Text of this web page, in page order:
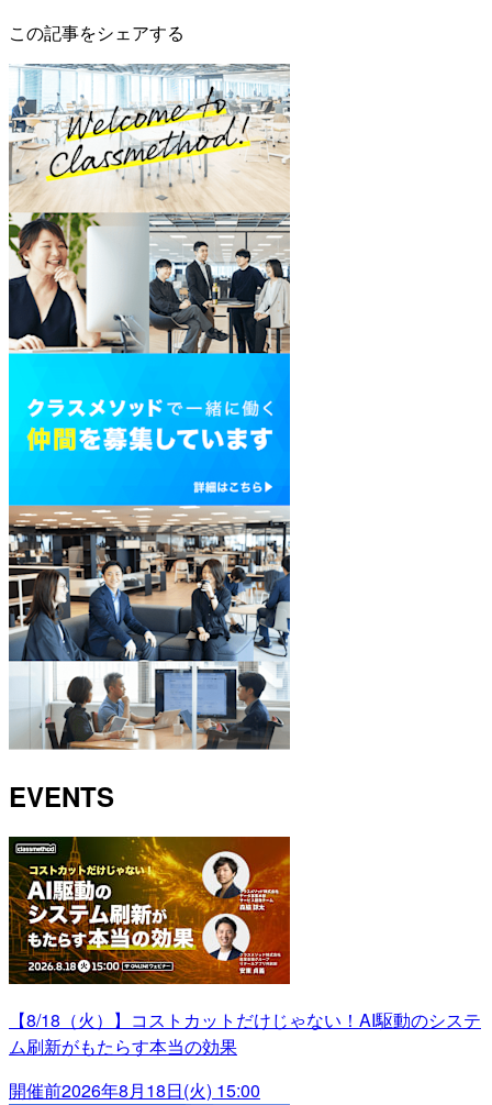
この記事をシェアする
EVENTS
【8/18（火）】コストカットだけじゃない！AI駆動のシステ
ム刷新がもたらす本当の効果
開催前2026年8月18日(火) 15:00